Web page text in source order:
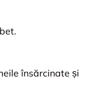
însărcinate și